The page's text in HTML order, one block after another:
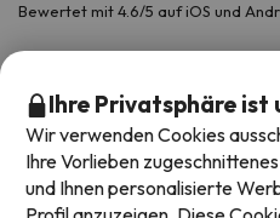
Bewertet mit 4.6/5 auf iOS und
Ihre Privatsphäre ist
Wir verwenden Cookies
Ihre Vorlieben
und Ihnen personalisierte